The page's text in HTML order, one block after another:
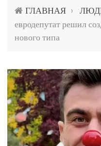
ГЛАВНАЯ ›
евродепутат решил
нового типа